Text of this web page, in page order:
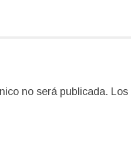
no será publicada. Los